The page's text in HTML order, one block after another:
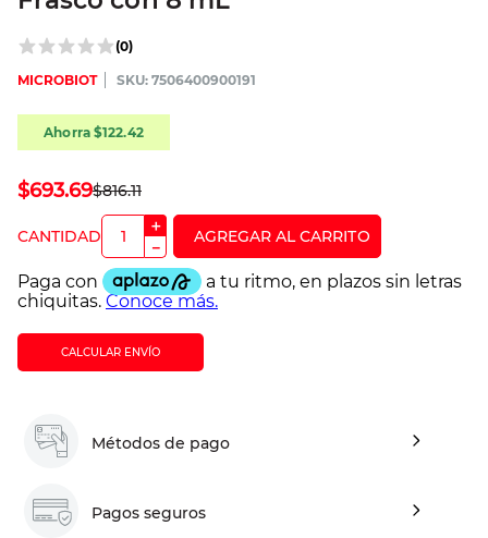
(0)
MICROBIOT :7506400900191
Ahorra $122.42
$816.11
$693.69
＋
－
CALCULAR ENVÍO
Métodos de pago
Pagos seguros